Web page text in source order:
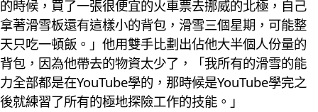
的時候，買了一張很便宜的火車票去挪威的北極，自己
拿著滑雪板還有這樣小的背包，滑雪三個星期，可能整
天只吃一頓飯。」他用雙手比劃出佔他大半個人份量的
背包，因為他帶去的物資太少了，「我所有的滑雪的能
力全部都是在YouTube學的，那時候是YouTube學完之
後就練習了所有的極地探險工作的技能。」